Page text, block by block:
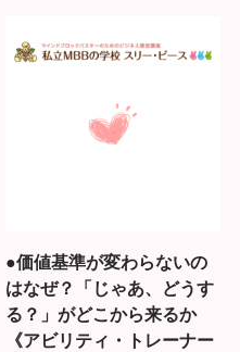
●価値基準が変わらないの
はなぜ？「じゃあ、どうす
る？」がどこから来るか
《アビリティ・トレーナー